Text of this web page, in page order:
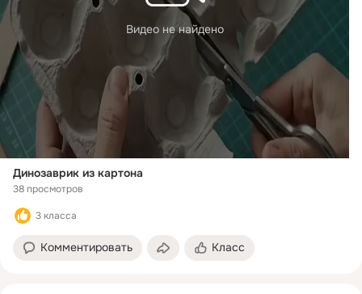
Видео не найдено
Динозаврик из картона
38 просмотров
3 класса
Комментировать Класс